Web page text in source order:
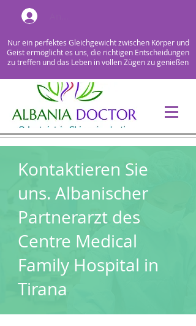
Nur ein perfektes Gleichgewicht zwischen Körper und
Geist ermöglicht es uns, die richtigen Entscheidungen
zu treffen und das Leben in vollen Zügen zu genießen
Kontaktieren Sie
uns. Albanischer
Partnerarzt des
Centre Medical
Family Hospital in
Tirana